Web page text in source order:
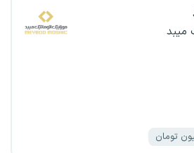
میبد